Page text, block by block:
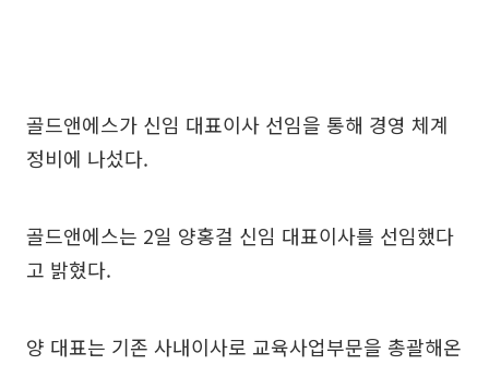
골드앤에스가 신임 대표이사 선임을 통해 경영 체계
정비에 나섰다.
골드앤에스는 2일 양홍걸 신임 대표이사를 선임했다
고 밝혔다.
양 대표는 기존 사내이사로 교육사업부문을 총괄해온